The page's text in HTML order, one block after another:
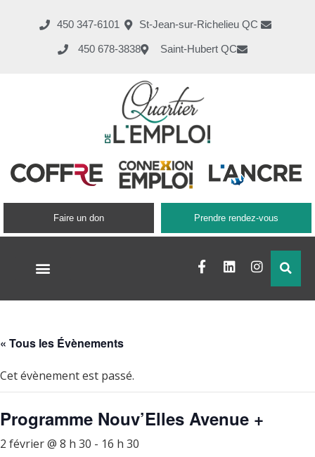
450 347-6101 St-Jean-sur-Richelieu QC
450 678-3838 Saint-Hubert QC
Faire un don Prendre rendez-vous
« Tous les Évènements
Cet évènement est passé.
Programme Nouv’Elles Avenue +
2 février @ 8 h 30 - 16 h 30